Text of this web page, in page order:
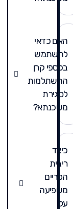
האם כדאי
להשתמש
בכספי קרן
ההשתלמות
לסגירת
משכנתא?
כיצד
ריבית
הפריים
משפיעה
על